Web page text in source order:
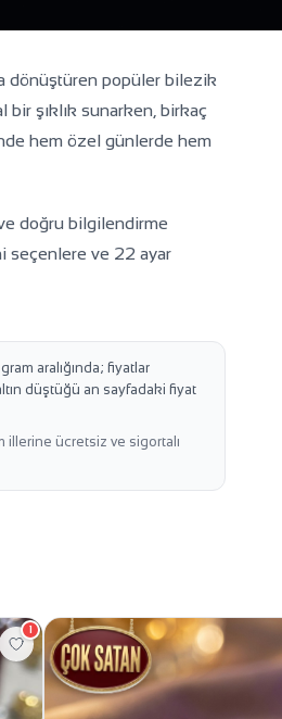
dönüştüren popüler bilezik
bir şıklık sunarken, birkaç
hem özel günlerde hem
doğru bilgilendirme
seçenlere ve 22 ayar
aralığında; fiyatlar
düştüğü an sayfadaki fiyat
ücretsiz ve sigortalı
1